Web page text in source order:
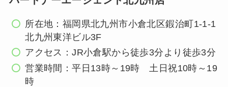
所在地：福岡県北九州市小倉北区鍜治町1-1-1
北九州東洋ビル3F
アクセス：JR小倉駅から徒歩3分より徒歩3分
営業時間：平日13時～19時 土日祝10時～19
時